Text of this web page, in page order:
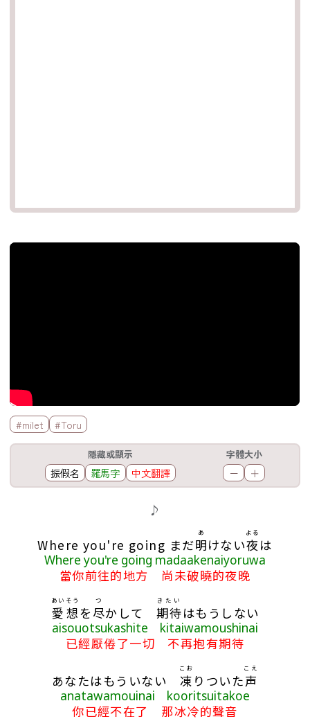
官方Youtube影片
標籤欄
#milet #Toru
隱藏或顯示
振假名 羅馬字 中文翻譯
字體大小
－ ＋
♪
Where you're going まだ明
あ
けない夜
よる
は
Where you're going madaakenaiyoruwa
當你前往的地方 尚未破曉的夜晚
愛
あい
想
そう
を 尽
つ
かして 期待
きたい
はもうしない
aisouotsukashite kitaiwamoushinai
已經厭倦了一切 不再抱有期待
あなたはもういない 凍
こお
りついた声
こえ
anatawamouinai kooritsuitakoe
你已經不在了 那冰冷的聲音